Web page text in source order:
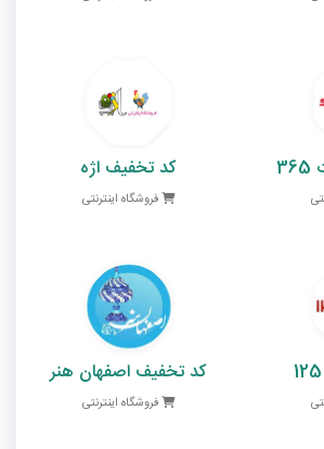
کد تخفیف اژه
فروشگاه اینترنتی
کد تخفیف اصفهان هنر
فروشگاه اینترنتی